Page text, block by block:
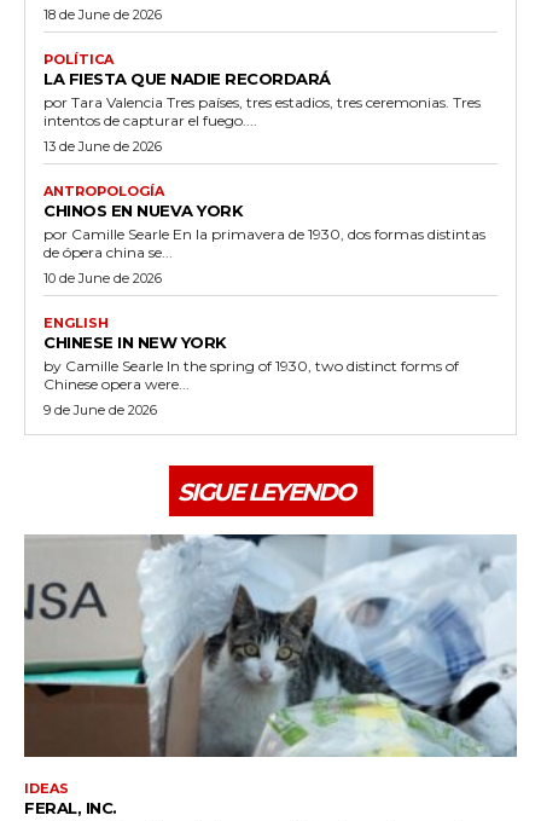
18 de June de 2026
POLÍTICA
LA FIESTA QUE NADIE RECORDARÁ
por Tara Valencia Tres países, tres estadios, tres ceremonias. Tres
intentos de capturar el fuego....
13 de June de 2026
ANTROPOLOGÍA
CHINOS EN NUEVA YORK
por Camille Searle En la primavera de 1930, dos formas distintas
de ópera china se...
10 de June de 2026
ENGLISH
CHINESE IN NEW YORK
by Camille Searle In the spring of 1930, two distinct forms of
Chinese opera were...
9 de June de 2026
SIGUE LEYENDO
IDEAS
FERAL, INC.